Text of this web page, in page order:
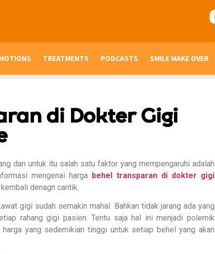
TREATMENTS PODCASTS SMILE MAKE OVER
di Dokter Gigi
dan untuk itu salah satu faktor yang mempengaruhi adalah
mengenai harga behel transparan di dokter gigi
denagn cantik.
gigi sudah semakin mahal. Bahkan tidak jarang ada yang
rahang gigi pasien. Tentu saja hal ini menjadi polemik
yang sedemikian tinggi untuk setiap behel yang akan